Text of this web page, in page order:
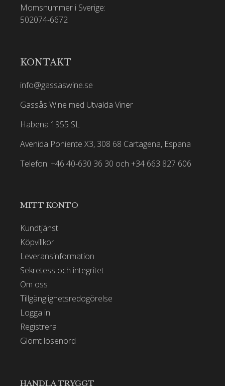
Momsnummer i Sverige:
502074-6672
KONTAKT
info@gassaswine.se
Gassås Wine med Utvalda Viner
Habena 1955 SL
Avenida Poniente X3, 308 68 Cartagena, Espana
Telefon: +46 40-630 36 30 och +34 663 827 606
MITT KONTO
Kundtjänst
Köpvillkor
Leveransinformation
Sekretess och integritet
Om oss
Tillgänglighetsredogörelse
Logga in
Registrera
Glömt lösenord
HANDLA TRYGGT